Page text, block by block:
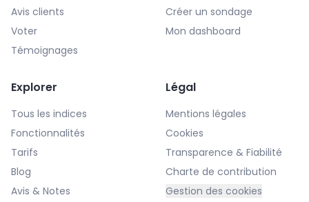
Avis clients
Voter
Témoignages
Créer un sondage
Mon dashboard
Explorer
Tous les indices
Fonctionnalités
Tarifs
Blog
Avis & Notes
Légal
Mentions légales
Cookies
Transparence & Fiabilité
Charte de contribution
Gestion des cookies